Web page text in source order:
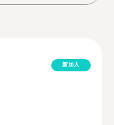
新加入